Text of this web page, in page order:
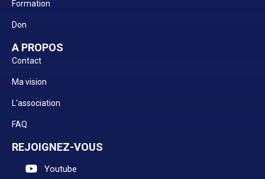
Formation
Don
A PROPOS
Contact
Ma vision
L'association
FAQ
REJOIGNEZ-VOUS
Youtube